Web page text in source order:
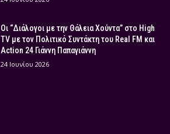
Οι “Διάλογοι με την Θάλεια Χούντα” στο High
TV με τον Πολιτικό Συντάκτη του Real FM και
Action 24 Γιάννη Παπαγιάννη
24 Ιουνίου 2026